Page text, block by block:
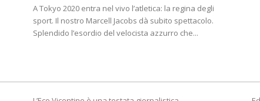
A Tokyo 2020 entra nel vivo l’atletica: la regina degli
sport. Il nostro Marcell Jacobs dà subito spettacolo.
Splendido l’esordio del velocista azzurro che...